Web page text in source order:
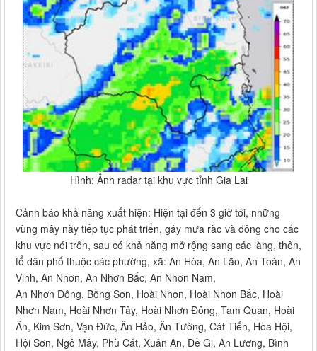
Hình: Ảnh radar tại khu vực tỉnh Gia Lai
Cảnh báo khả năng xuất hiện: Hiện tại đến 3 giờ tới, những
vùng mây này tiếp tục phát triển, gây mưa rào và dông cho các
khu vực nói trên, sau có khả năng mở rộng sang các làng, thôn,
tổ dân phố thuộc các phường, xã: An Hòa, An Lão, An Toàn, An
Vinh, An Nhơn, An Nhơn Bắc, An Nhơn Nam,
An Nhơn Đông, Bồng Sơn, Hoài Nhơn, Hoài Nhơn Bắc, Hoài
Nhơn Nam, Hoài Nhơn Tây, Hoài Nhơn Đông, Tam Quan, Hoài
Ân, Kim Sơn, Vạn Đức, Ân Hảo, Ân Tường, Cát Tiến, Hòa Hội,
Hội Sơn, Ngô Mây, Phù Cát, Xuân An, Đề Gi, An Lương, Bình